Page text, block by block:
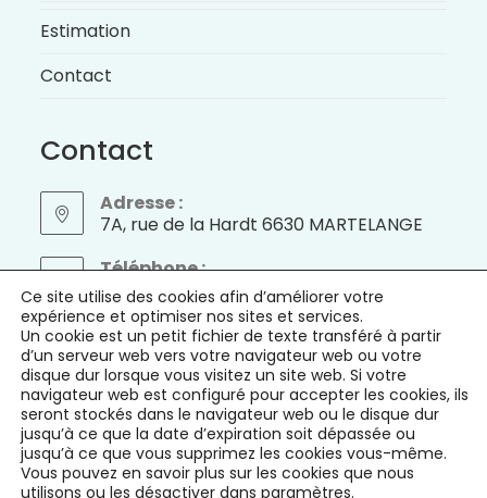
Estimation
Contact
Contact
Adresse :
7A, rue de la Hardt 6630 MARTELANGE
dans
un
nouvel
onglet
Téléphone :
+32 (0) 474 / 50.60.70
S’ouvre
dans
votre
application
E-mail :
virginie@alurimmo.beS’ouvre
dans
votre
application
TVA : BE 0823 666 491 / IPI : 506.350
Ce site utilise des cookies afin d’améliorer votre
expérience et optimiser nos sites et services.
Un cookie est un petit fichier de texte transféré à partir
d’un serveur web vers votre navigateur web ou votre
disque dur lorsque vous visitez un site web. Si votre
navigateur web est configuré pour accepter les cookies, ils
seront stockés dans le navigateur web ou le disque dur
jusqu’à ce que la date d’expiration soit dépassée ou
jusqu’à ce que vous supprimez les cookies vous-même.
Vous pouvez en savoir plus sur les cookies que nous
utilisons ou les désactiver dans paramètres.